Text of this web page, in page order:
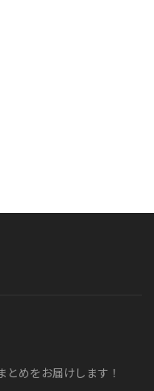
めをお届けします！